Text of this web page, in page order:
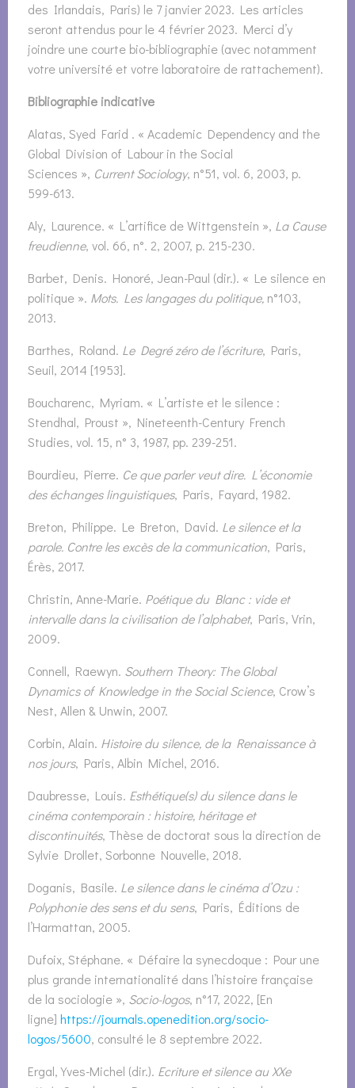
des Irlandais, Paris) le 7 janvier 2023. Les articles
seront attendus pour le 4 février 2023. Merci d’y
joindre une courte bio-bibliographie (avec notamment
votre université et votre laboratoire de rattachement).
Bibliographie indicative
Alatas, Syed Farid . « Academic Dependency and the
Global Division of Labour in the Social
Sciences », Current Sociology, n°51, vol. 6, 2003, p.
599-613.
Aly, Laurence. « L’artifice de Wittgenstein », La Cause
freudienne, vol. 66, n°. 2, 2007, p. 215-230.
Barbet, Denis. Honoré, Jean-Paul (dir.). « Le silence en
politique ». Mots. Les langages du politique, n°103,
2013.
Barthes, Roland. Le Degré zéro de l’écriture, Paris,
Seuil, 2014 [1953].
Boucharenc, Myriam. « L’artiste et le silence :
Stendhal, Proust », Nineteenth-Century French
Studies, vol. 15, n° 3, 1987, pp. 239-251.
Bourdieu, Pierre. Ce que parler veut dire. L’économie
des échanges linguistiques, Paris, Fayard, 1982.
Breton, Philippe. Le Breton, David. Le silence et la
parole. Contre les excès de la communication, Paris,
Érès, 2017.
Christin, Anne-Marie. Poétique du Blanc : vide et
intervalle dans la civilisation de l’alphabet, Paris, Vrin,
2009.
Connell, Raewyn. Southern Theory: The Global
Dynamics of Knowledge in the Social Science, Crow’s
Nest, Allen & Unwin, 2007.
Corbin, Alain. Histoire du silence, de la Renaissance à
nos jours, Paris, Albin Michel, 2016.
Daubresse, Louis. Esthétique(s) du silence dans le
cinéma contemporain : histoire, héritage et
discontinuités, Thèse de doctorat sous la direction de
Sylvie Drollet, Sorbonne Nouvelle, 2018.
Doganis, Basile. Le silence dans le cinéma d’Ozu :
Polyphonie des sens et du sens, Paris, Éditions de
l’Harmattan, 2005.
Dufoix, Stéphane. « Défaire la synecdoque : Pour une
plus grande internationalité dans l’histoire française
de la sociologie », Socio-logos, n°17, 2022, [En
ligne] https://journals.openedition.org/socio-
logos/5600, consulté le 8 septembre 2022.
Ergal, Yves-Michel (dir.). Ecriture et silence au XXe